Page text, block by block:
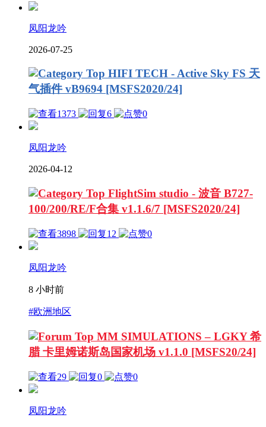
凤阳龙吟
2026-07-25
HIFI TECH - Active Sky FS 天
气插件 vB9694 [MSFS2020/24]
1373 6 0
凤阳龙吟
2026-04-12
FlightSim studio - 波音 B727-
100/200/RE/F合集 v1.1.6/7 [MSFS2020/24]
3898 12 0
凤阳龙吟
8 小时前
#欧洲地区
MM SIMULATIONS – LGKY 希
腊 卡里姆诺斯岛国家机场 v1.1.0 [MSFS20/24]
29 0 0
凤阳龙吟